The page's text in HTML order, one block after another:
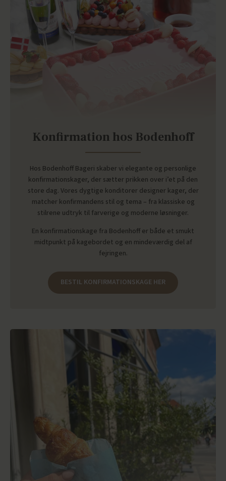
Konfirmation hos Bodenhoff
Hos Bodenhoff Bageri skaber vi elegante og personlige
konfirmationskager, der sætter prikken over i’et på den
store dag. Vores dygtige konditorer designer kager, der
matcher konfirmandens stil og tema – fra klassiske og
stilrene udtryk til farverige og moderne løsninger.
En konfirmationskage fra Bodenhoff er både et smukt
midtpunkt på kagebordet og en mindeværdig del af
fejringen.
BESTIL KONFIRMATIONSKAGE HER